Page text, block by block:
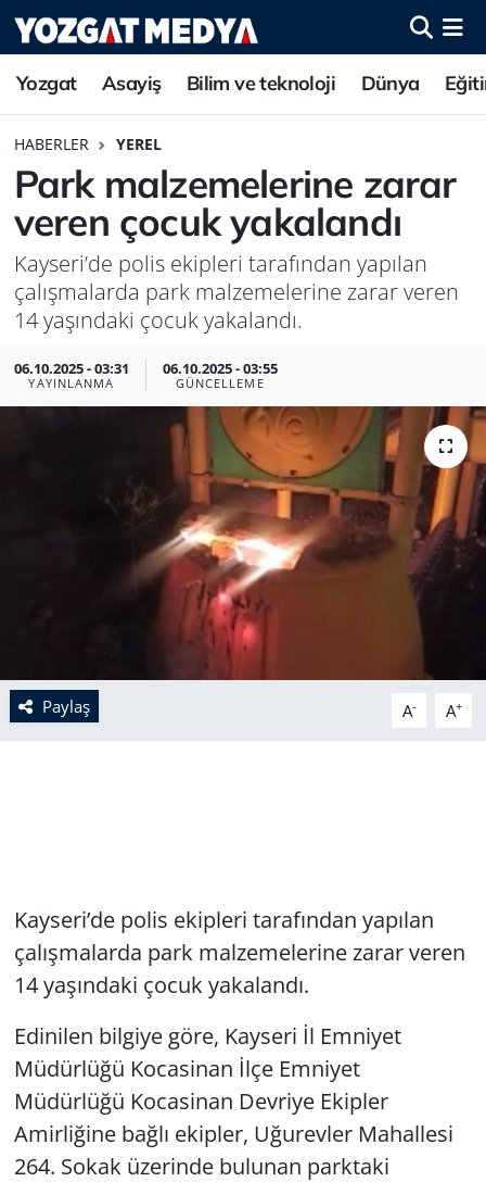
Yozgat Asayiş Bilim ve teknoloji Dünya
HABERLER YEREL
Park malzemelerine zarar
veren çocuk yakalandı
Kayseri’de polis ekipleri tarafından yapılan
çalışmalarda park malzemelerine zarar veren
14 yaşındaki çocuk yakalandı.
06.10.2025 - 03:31
YAYINLANMA
06.10.2025 - 03:55
GÜNCELLEME
Paylaş A- A+
Kayseri’de polis ekipleri tarafından yapılan
çalışmalarda park malzemelerine zarar veren
14 yaşındaki çocuk yakalandı.
Edinilen bilgiye göre, Kayseri İl Emniyet
Müdürlüğü Kocasinan İlçe Emniyet
Müdürlüğü Kocasinan Devriye Ekipler
Amirliğine bağlı ekipler, Uğurevler Mahallesi
264. Sokak üzerinde bulunan parktaki